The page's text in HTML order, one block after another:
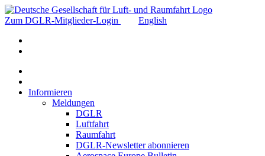
Zum DGLR-Mitglieder-Login English
Informieren
Meldungen
DGLR
Luftfahrt
Raumfahrt
DGLR-Newsletter abonnieren